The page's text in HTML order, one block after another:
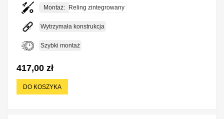
Montaż: Reling zintegrowany
Wytrzymała konstrukcja
Szybki montaż
417,00 zł
DO KOSZYKA